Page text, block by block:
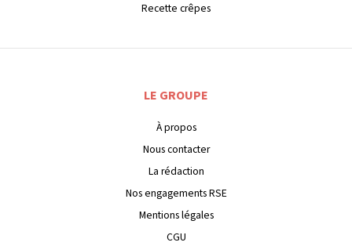
Recette crêpes
LE GROUPE
À propos
Nous contacter
La rédaction
Nos engagements RSE
Mentions légales
CGU